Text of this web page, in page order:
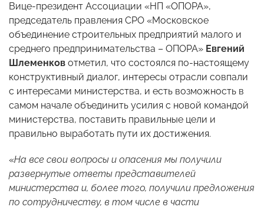
Вице-президент Ассоциации «НП «ОПОРА»,
председатель правления СРО «Московское
объединение строительных предприятий малого и
среднего предпринимательства – ОПОРА» Евгений
Шлеменков отметил, что состоялся по-настоящему
конструктивный диалог, интересы отрасли совпали
с интересами министерства, и есть возможность в
самом начале объединить усилия с новой командой
министерства, поставить правильные цели и
правильно выработать пути их достижения.
«На все свои вопросы и опасения мы получили
развернутые ответы представителей
министерства и, более того, получили предложения
по сотрудничеству, в том числе в части